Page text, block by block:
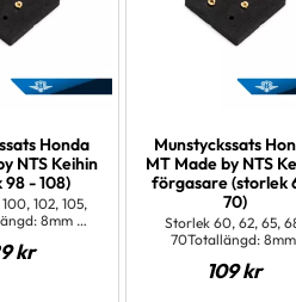
Honda
NTS Keihin
98 - 108)
102, 105,
8mm
Runt = 6
kr
Munstyckssats
MT Made by NTS
förgasare (storlek
70)
Storlek 60, 62, 65,
70Totallängd: 8mm
M5x0,8 mm Huvud:
109kr